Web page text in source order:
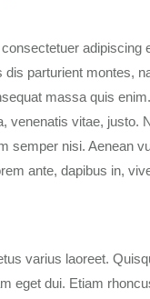
adipiscing
dis parturient montes,
massa quis
venenatis vitae, justo.
semper nisi. Aenean
ante, dapibus in,
varius laoreet.
eget dui. Etiam